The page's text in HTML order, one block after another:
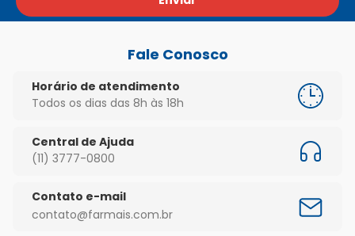
Fale Conosco
Horário de atendimento
Todos os dias das 8h às 18h
Central de Ajuda
(11) 3777-0800
Contato e-mail
contato@farmais.com.br